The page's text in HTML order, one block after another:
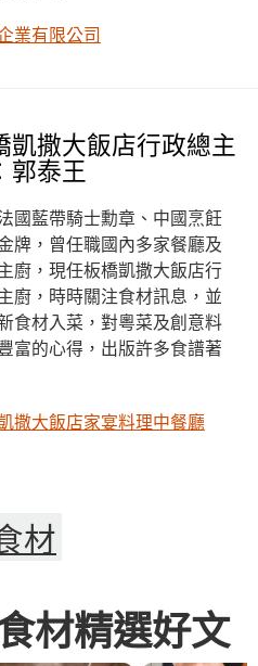
業有限公司
凱撒大飯店行政總主
郭泰王
國藍帶騎士勳章、中國烹飪
牌，曾任職國內多家餐廳及
廚，現任板橋凱撒大飯店行
廚，時時關注食材訊息，並
食材入菜，對粵菜及創意料
富的心得，出版許多食譜著
撒大飯店家宴料理中餐廳
材
材精選好文